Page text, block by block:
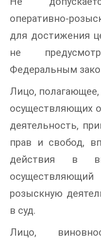
оперативно-
для достижения
не
Федеральным
Лицо, полагающее,
осуществляющих
деятельность,
прав и свобод,
действия в
розыскную
в суд.
Лицо,